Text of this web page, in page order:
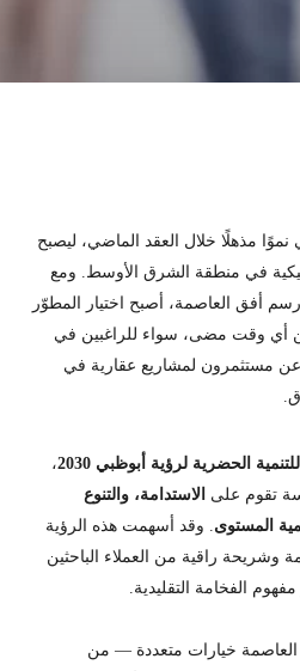
مذهلًا خلال العقد الماضي، ليصبح
في منطقة الشرق الأوسط. ومع
أفق العاصمة، أصبح اختيار المطوّر
أي وقت مضى، سواء للراغبين في
عن مستثمرون لمشاريع عقارية في
الحضرية لرؤية أبوظبي 2030
،
تقوم على الاستدامة، والتنوع
المستوى. وقد أسهمت هذه الرؤية
راقية من العملاء الباحثين
الفخامة التقليدية.
العاصمة خيارات متعددة — من